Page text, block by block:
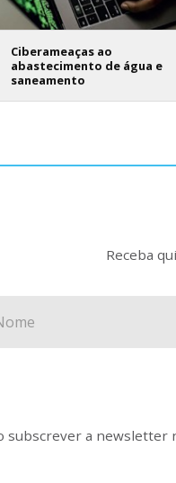
Ciberameaças ao
abastecimento de água e
saneamento
Receba
subscrever a newsletter